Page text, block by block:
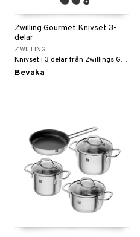
Zwilling Gourmet Knivset 3-
delar
ZWILLING
Knivset i 3 delar från Zwillings Gourmet-serie.
Bevaka